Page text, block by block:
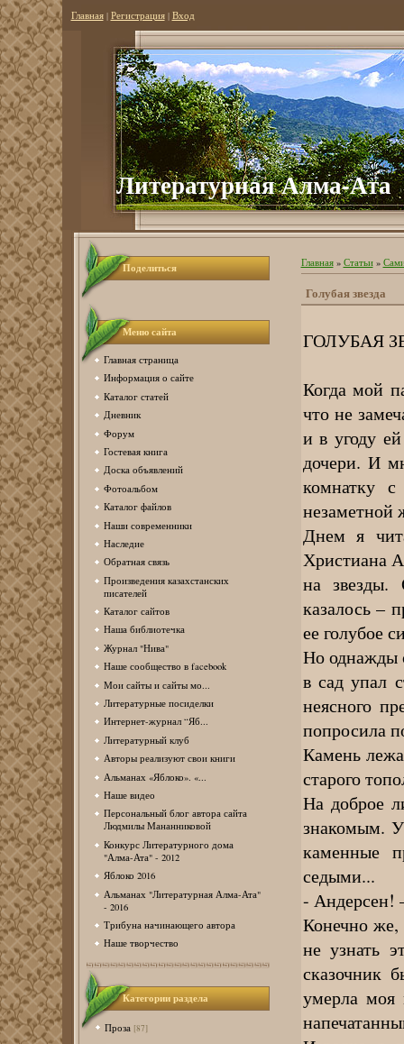
Главная| Регистрация| Вход
Литературная Алма-Ата
Поделиться
Меню сайта
Главная страница
Информация о сайте
Каталог статей
Дневник
Форум
Гостевая книга
Доска объявлений
Фотоальбом
Каталог файлов
Наши современники
Наследие
Обратная связь
Произведения казахстанских
писателей
Каталог сайтов
Наша библиотечка
Журнал "Нива"
Наше сообщество в facebook
Мои сайты и сайты мо...
Литературные посиделки
Интернет-журнал “Яб...
Литературный клуб
Авторы реализуют свои книги
Альманах «Яблоко». «...
Наше видео
Персональный блог автора сайта
Людмилы Мананниковой
Конкурс Литературного дома
"Алма-Ата" - 2012
Яблоко 2016
Альманах "Литературная Алма-Ата"
- 2016
Трибуна начинающего автора
Наше творчество
Категории раздела
Проза [87]
Главная» Статьи»
Голубая звезда
ГОЛУБАЯ
Когда мой
что не
и в угоду
дочери. И
комнатку
незаметной
Днем я
Христиана
на звезды.
казалось –
ее голубое
Но однажды
в сад упал
неясного
попросила
Камень
старого
На доброе
знакомым.
каменные
седыми...
- Андерсен!
Конечно
не узнать
сказочник
умерла моя